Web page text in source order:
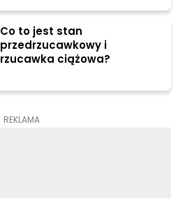
Co to jest stan
przedrzucawkowy i
rzucawka ciążowa?
REKLAMA